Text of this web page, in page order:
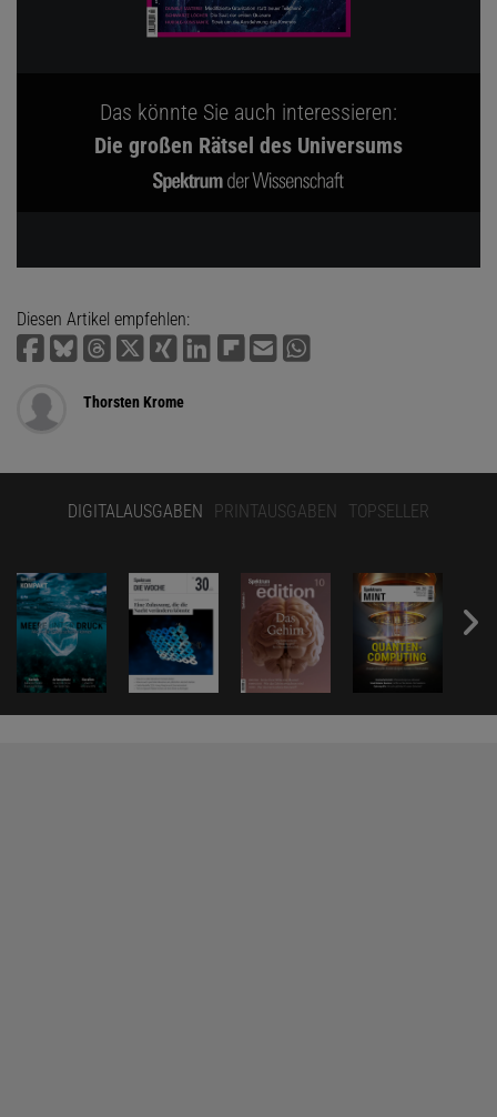
Das könnte Sie auch interessieren:
Die großen Rätsel des Universums
Diesen Artikel empfehlen:
Thorsten Krome
DIGITALAUSGABEN PRINTAUSGABEN TOPSELLER